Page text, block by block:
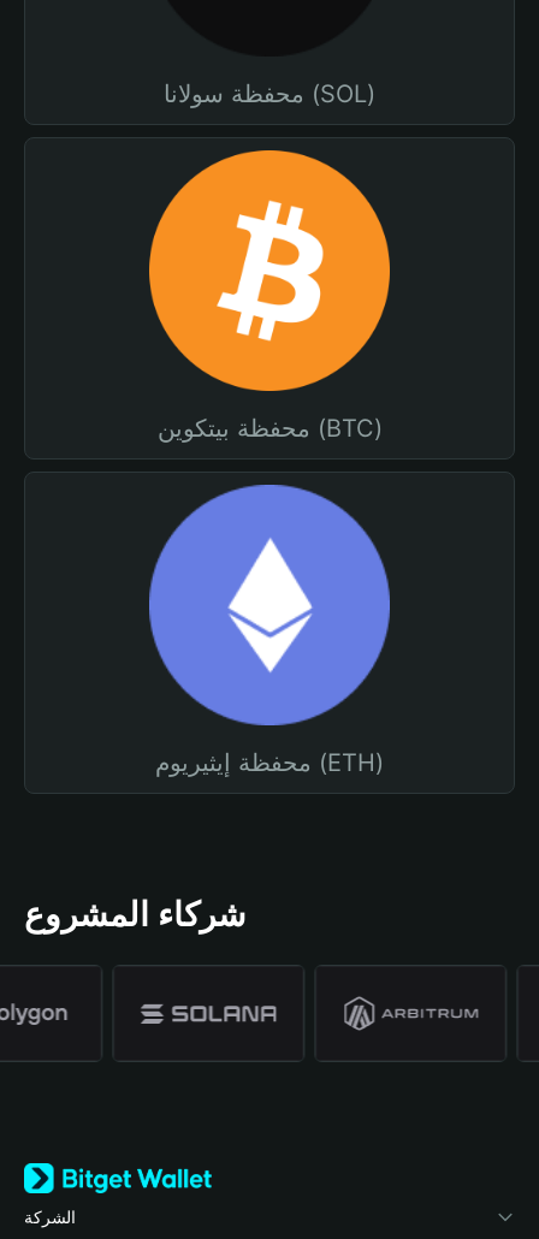
محفظة سولانا (SOL)
محفظة بيتكوين (BTC)
محفظة إيثيريوم (ETH)
شركاء المشروع
الشركة